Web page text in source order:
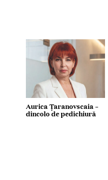
Aurica Țaranovscaia –
dincolo de pedichiură